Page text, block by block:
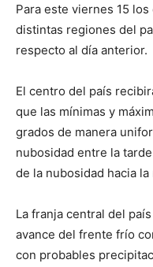
Para este viernes 15
distintas regiones del
respecto al día anterior.
El centro del país
que las mínimas y
grados de manera
nubosidad entre la
de la nubosidad hacia
La franja central del
avance del frente frío
con probables